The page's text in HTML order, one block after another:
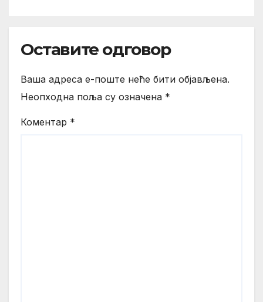
Оставите одговор
Ваша адреса е-поште неће бити објављена.
Неопходна поља су означена *
Коментар *